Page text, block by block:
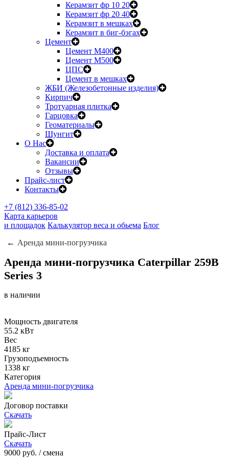
Керамзит фр 10 20
Керамзит фр 20 40
Керамзит в мешках
Керамзит в биг-бэгах
Цемент
Цемент М400
Цемент М500
ЦПС
Цемент в мешках
ЖБИ (Железобетонные изделия)
Кирпич
Тротуарная плитка
Гарцовка
Геоматериалы
Шунгит
О Нас
Доставка и оплата
Вакансии
Отзывы
Прайс-лист
Контакты
+7 (812) 336-85-02
Карта карьеров
и площадок Калькулятор веса и обьема Блог
Аренда мини-погрузчика
Аренда мини-погрузчика Caterpillar 259B
Series 3
в наличии
Мощность двигателя
55.2 кВт
Вес
4185 кг
Грузоподъемность
1338 кг
Категория
Аренда мини-погрузчика
Договор поставки
Скачать
Прайс-Лист
Скачать
9000 руб. / смена